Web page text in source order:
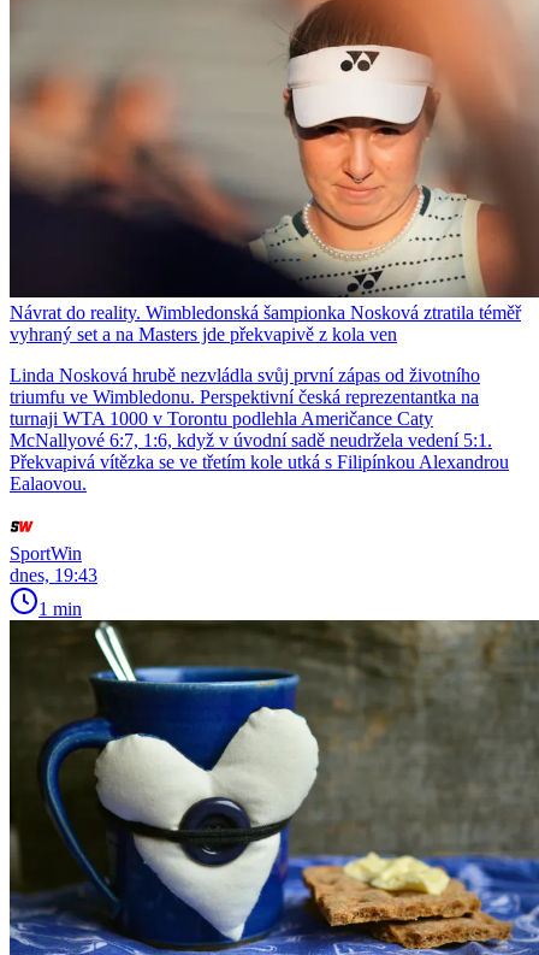
Návrat do reality. Wimbledonská šampionka Nosková ztratila téměř
vyhraný set a na Masters jde překvapivě z kola ven
Linda Nosková hrubě nezvládla svůj první zápas od životního
triumfu ve Wimbledonu. Perspektivní česká reprezentantka na
turnaji WTA 1000 v Torontu podlehla Američance Caty
McNallyové 6:7, 1:6, když v úvodní sadě neudržela vedení 5:1.
Překvapivá vítězka se ve třetím kole utká s Filipínkou Alexandrou
Ealaovou.
SportWin
dnes, 19:43
1 min